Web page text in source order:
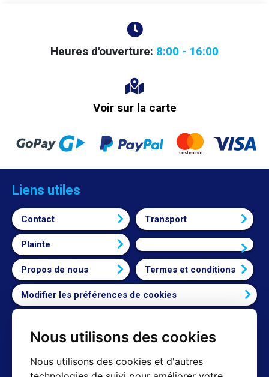
Nous utilisons des cookies
Nous utilisons des cookies et d'autres
Heures d'ouverture: 8:00 - 16:00
Voir sur la carte
Liens utiles
Contact Transport
Plainte Connexion
Propos de nous Termes et conditions
Modifier les préférences de cookies